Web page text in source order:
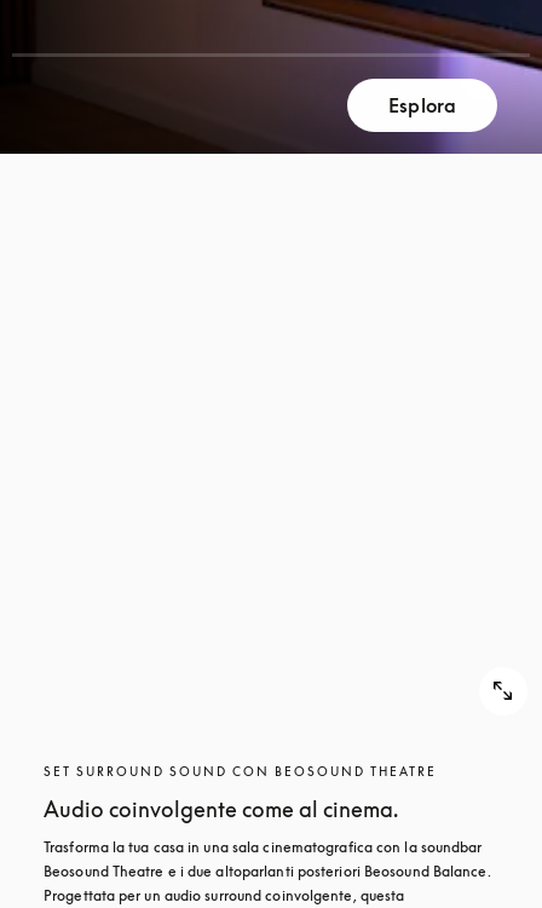
PER
SCOPRIRE
Esplora
SET SURROUND SOUND CON BEOSOUND THEATRE
Audio coinvolgente come al cinema.
Trasforma la tua casa in una sala cinematografica con la soundbar
Beosound Theatre e i due altoparlanti posteriori Beosound Balance.
Progettata per un audio surround coinvolgente, questa